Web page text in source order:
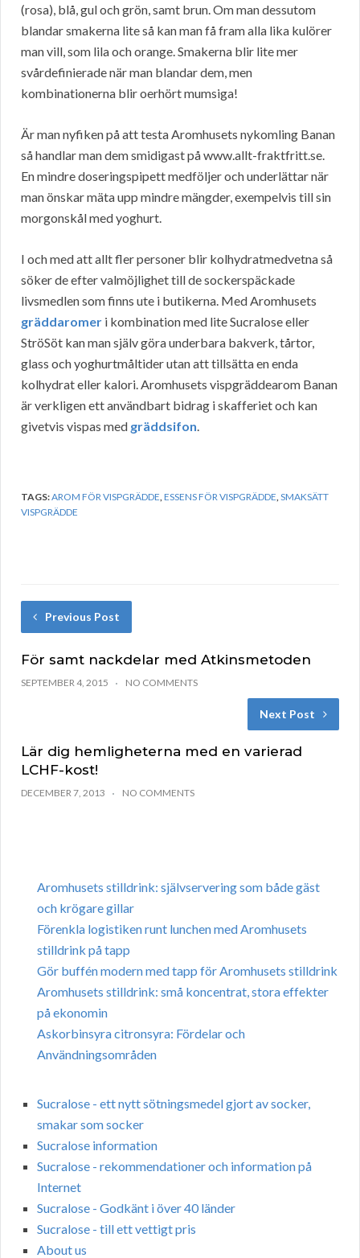
(rosa), blå, gul och grön, samt brun. Om man dessutom
blandar smakerna lite så kan man få fram alla lika kulörer
man vill, som lila och orange. Smakerna blir lite mer
svårdefinierade när man blandar dem, men
kombinationerna blir oerhört mumsiga!
Är man nyfiken på att testa Aromhusets nykomling Banan
så handlar man dem smidigast på www.allt-fraktfritt.se.
En mindre doseringspipett medföljer och underlättar när
man önskar mäta upp mindre mängder, exempelvis till sin
morgonskål med yoghurt.
I och med att allt fler personer blir kolhydratmedvetna så
söker de efter valmöjlighet till de sockerspäckade
livsmedlen som finns ute i butikerna. Med Aromhusets
gräddaromer i kombination med lite Sucralose eller
StröSöt kan man själv göra underbara bakverk, tårtor,
glass och yoghurtmåltider utan att tillsätta en enda
kolhydrat eller kalori. Aromhusets vispgräddearom Banan
är verkligen ett användbart bidrag i skafferiet och kan
givetvis vispas med gräddsifon.
TAGS:AROM FÖR VISPGRÄDDE ESSENS FÖR VISPGRÄDDE SMAKSÄTT
VISPGRÄDDE
Previous Post
För samt nackdelar med Atkinsmetoden
SEPTEMBER 4, 2015 NO COMMENTS
Next Post
Lär dig hemligheterna med en varierad
LCHF-kost!
DECEMBER 7, 2013 NO COMMENTS
Aromhusets stilldrink: självservering som både gäst
och krögare gillar
Förenkla logistiken runt lunchen med Aromhusets
stilldrink på tapp
Gör buffén modern med tapp för Aromhusets stilldrink
Aromhusets stilldrink: små koncentrat, stora effekter
på ekonomin
Askorbinsyra citronsyra: Fördelar och
Användningsområden
Sucralose - ett nytt sötningsmedel gjort av socker,
smakar som socker
Sucralose information
Sucralose - rekommendationer och information på
Internet
Sucralose - Godkänt i över 40 länder
Sucralose - till ett vettigt pris
About us